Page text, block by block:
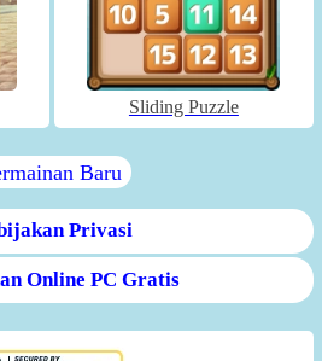
Sliding Puzzle
Baru
Privasi
Online PC Gratis